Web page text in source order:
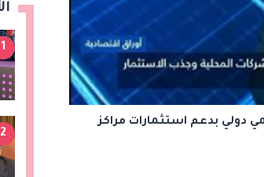
دولي بدعم استثمارات مراكز
1
2